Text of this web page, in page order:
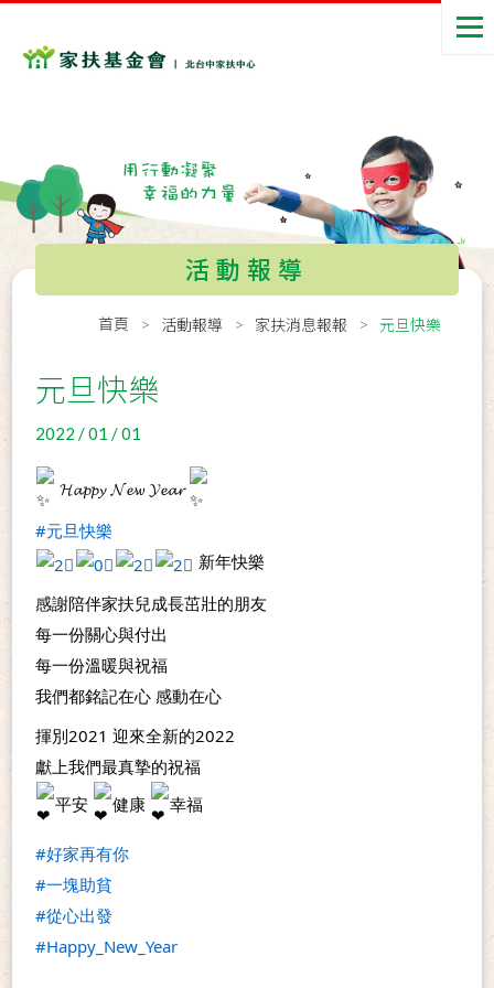
活動報導
首頁 活動報導 家扶消息報報 元旦快樂
元旦快樂
2022 / 01 / 01
𝓗𝓪𝓹𝓹𝔂 𝓝𝓮𝔀 𝓨𝓮𝓪𝓻
#元旦快樂
新年快樂
感謝陪伴家扶兒成長茁壯的朋友
每一份關心與付出
每一份溫暖與祝福
我們都銘記在心 感動在心
揮別2021 迎來全新的2022
獻上我們最真摯的祝福
平安
健康 幸福
#好家再有你
#一塊助貧
#從心出發
#Happy_New_Year